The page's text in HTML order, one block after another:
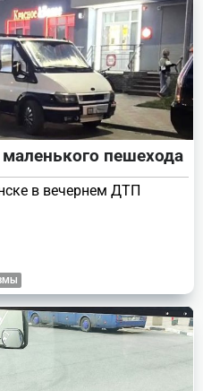
пешехода
в вечернем ДТП